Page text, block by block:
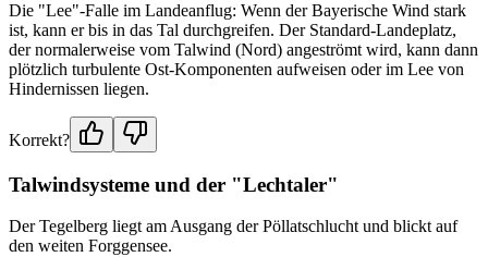
Die "Lee"-Falle im Landeanflug: Wenn der Bayerische Wind stark
ist, kann er bis in das Tal durchgreifen. Der Standard-Landeplatz,
der normalerweise vom Talwind (Nord) angeströmt wird, kann dann
plötzlich turbulente Ost-Komponenten aufweisen oder im Lee von
Hindernissen liegen.
Korrekt?
Talwindsysteme und der "Lechtaler"
Der Tegelberg liegt am Ausgang der Pöllatschlucht und blickt auf
den weiten Forggensee.